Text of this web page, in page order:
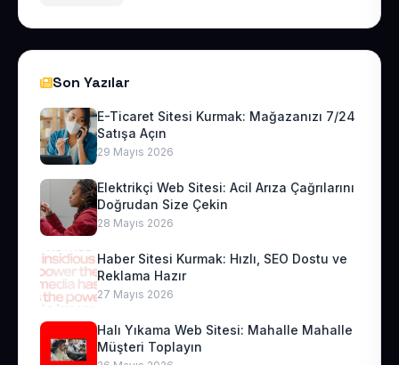
Son Yazılar
E-Ticaret Sitesi Kurmak: Mağazanızı 7/24
Satışa Açın
29 Mayıs 2026
Elektrikçi Web Sitesi: Acil Arıza Çağrılarını
Doğrudan Size Çekin
28 Mayıs 2026
Haber Sitesi Kurmak: Hızlı, SEO Dostu ve
Reklama Hazır
27 Mayıs 2026
Halı Yıkama Web Sitesi: Mahalle Mahalle
Müşteri Toplayın